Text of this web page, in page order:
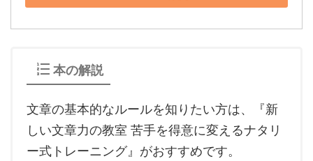
本の解説
文章の基本的なルールを知りたい方は、『新
しい文章力の教室 苦手を得意に変えるナタリ
ー式トレーニング』がおすすめです。